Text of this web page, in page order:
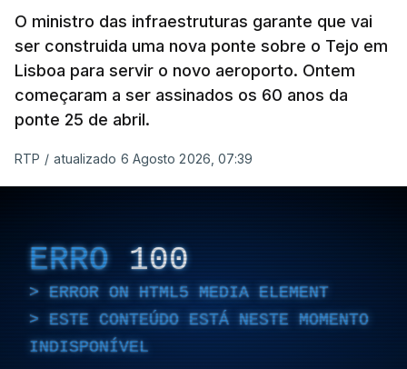
O ministro das infraestruturas garante que vai
ser construida uma nova ponte sobre o Tejo em
Lisboa para servir o novo aeroporto. Ontem
começaram a ser assinados os 60 anos da
ponte 25 de abril.
RTP / atualizado 6 Agosto 2026, 07:39
ERRO 100
ERROR ON HTML5 MEDIA ELEMENT
ESTE CONTEÚDO ESTÁ NESTE MOMENTO
INDISPONÍVEL